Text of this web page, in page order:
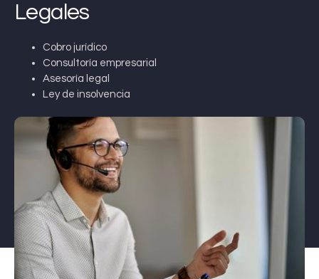
Legales
Cobro jurídico
Consultoría empresarial
Asesoría legal
Ley de insolvencia